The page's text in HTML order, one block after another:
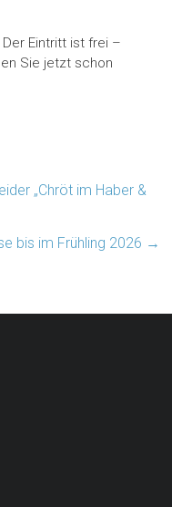
Der Eintritt ist frei –
Sie jetzt schon
„Chröt im Haber &
bis im Frühling 2026 →